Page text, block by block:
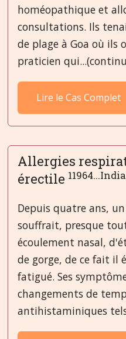
homéopathique et
consultations. Ils
de plage à Goa où ils
praticien
Lire le Cas Complet
Allergies
érectile 11964...India
Depuis quatre ans,
souffrait, presque
écoulement nasal,
de gorge, de ce fait
fatigué. Ses
changements de
antihistaminiques